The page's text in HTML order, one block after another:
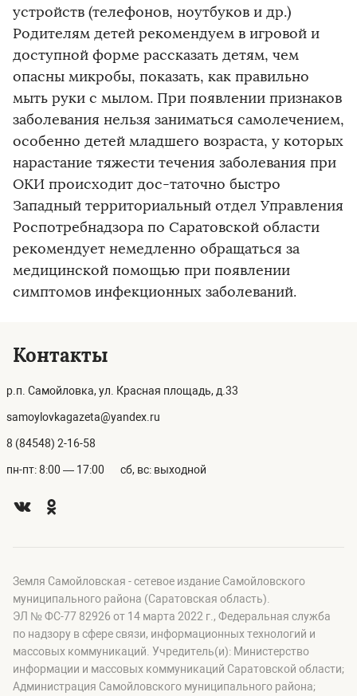
устройств (телефонов, ноутбуков и др.)
Родителям детей рекомендуем в игровой и
доступной форме рассказать детям, чем
опасны микробы, показать, как правильно
мыть руки с мылом. При появлении признаков
заболевания нельзя заниматься самолечением,
особенно детей младшего возраста, у которых
нарастание тяжести течения заболевания при
ОКИ происходит дос-таточно быстро
Западный территориальный отдел Управления
Роспотребнадзора по Саратовской области
рекомендует немедленно обращаться за
медицинской помощью при появлении
симптомов инфекционных заболеваний.
Контакты
р.п. Самойловка, ул. Красная площадь, д.33
samoylovkagazeta@yandex.ru
8 (84548) 2-16-58
пн-пт: 8:00 — 17:00 сб, вс: выходной
Земля Самойловская - сетевое издание Самойловского
муниципального района (Саратовская область).
ЭЛ № ФС-77 82926 от 14 марта 2022 г., Федеральная служба
по надзору в сфере связи, информационных технологий и
массовых коммуникаций. Учредитель(и): Министерство
информации и массовых коммуникаций Саратовской области;
Администрация Самойловского муниципального района;